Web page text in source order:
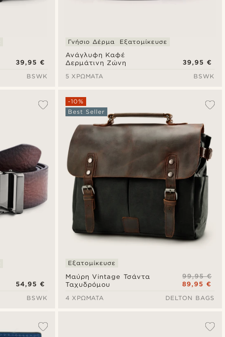
39,95 €
BSWK
Ανάγλυφη Καφέ
Δερμάτινη Ζώνη
Γνήσιο Δέρμα Εξατομίκευσε
39,95 €
5 ΧΡΏΜΑΤΑ
BSWK
54,95 €
BSWK
Μαύρη Vintage Τσάντα
Ταχυδρόμου
-10%
Best Seller
Εξατομίκευσε
99,95 €
89,95 €
4 ΧΡΏΜΑΤΑ
DELTON BAGS